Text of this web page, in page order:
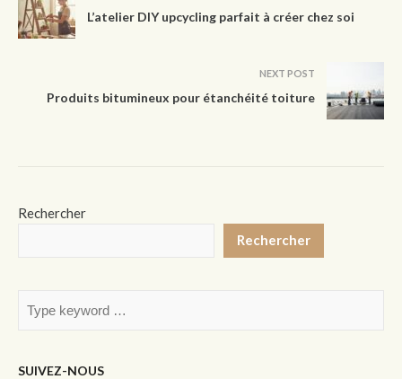
L’atelier DIY upcycling parfait à créer chez soi
NEXT POST
Produits bitumineux pour étanchéité toiture
Rechercher
Rechercher
SUIVEZ-NOUS